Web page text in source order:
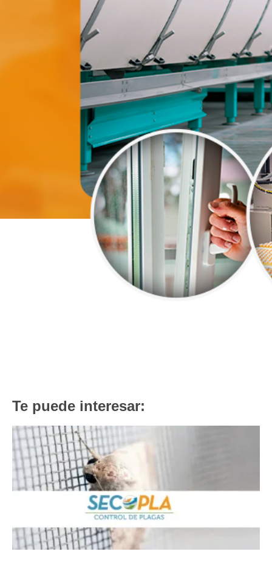
Te puede interesar: